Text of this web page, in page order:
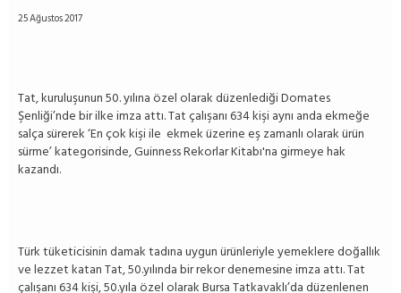
25 Ağustos 2017
Tat, kuruluşunun 50. yılına özel olarak düzenlediği Domates
Şenliği’nde bir ilke imza attı. Tat çalışanı 634 kişi aynı anda ekmeğe
salça sürerek ‘En çok kişi ile ekmek üzerine eş zamanlı olarak ürün
sürme’ kategorisinde, Guinness Rekorlar Kitabı'na girmeye hak
kazandı.
Türk tüketicisinin damak tadına uygun ürünleriyle yemeklere doğallık
ve lezzet katan Tat, 50.yılında bir rekor denemesine imza attı. Tat
çalışanı 634 kişi, 50.yıla özel olarak Bursa Tatkavaklı’da düzenlenen